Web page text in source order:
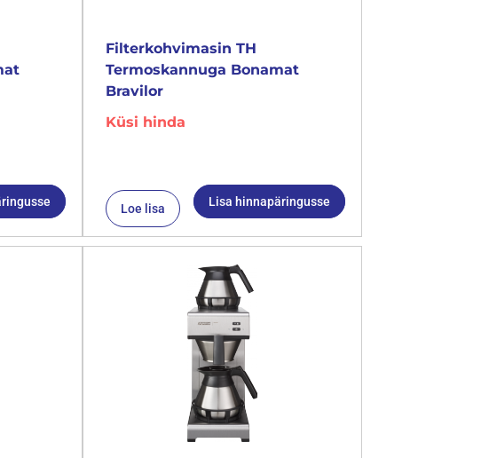
Filterkohvimasin TH
Termoskannuga Bonamat
Bravilor
Küsi hinda
Loe lisa Lisa hinnapäringusse